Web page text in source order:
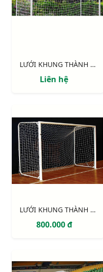
LƯỚI KHUNG THÀNH 5 NGƯỜI CAO CẤP 234110
Liên hệ
LƯỚI KHUNG THÀNH 5 NGƯỜI 233120
800.000 đ